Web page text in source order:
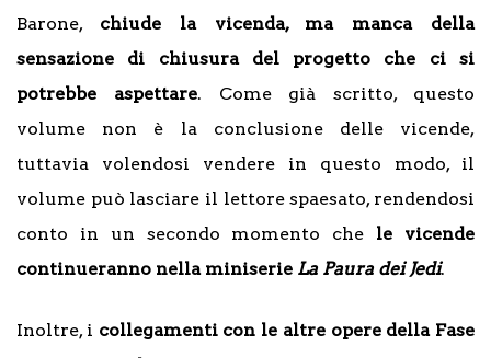
Barone, chiude la vicenda, ma manca della
sensazione di chiusura del progetto che ci si
potrebbe aspettare. Come già scritto, questo
volume non è la conclusione delle vicende,
tuttavia volendosi vendere in questo modo, il
volume può lasciare il lettore spaesato, rendendosi
conto in un secondo momento che le vicende
continueranno nella miniserie La Paura dei Jedi.
Inoltre, i collegamenti con le altre opere della Fase